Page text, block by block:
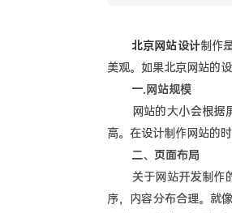
北京网站设计制作
美观。如果北京网站的
一.网站规模
网站的大小会根据屏
高。在设计制作网站的
二、页面布局
关于网站开发制作的
序，内容分布合理。就